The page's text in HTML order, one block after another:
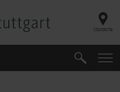
Standorte
Suche